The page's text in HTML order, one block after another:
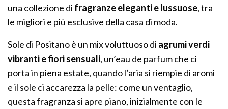
una collezione di fragranze eleganti e lussuose, tra
le migliori e più esclusive della casa di moda.
Sole di Positano è un mix voluttuoso di agrumi verdi
vibranti e fiori sensuali, un’eau de parfum che ci
porta in piena estate, quando l’aria si riempie di aromi
e il sole ci accarezza la pelle: come un ventaglio,
questa fragranza si apre piano, inizialmente con le